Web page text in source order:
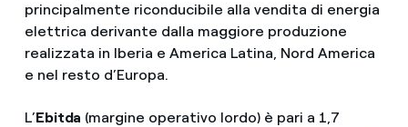
principalmente riconducibile alla vendita di energia
elettrica derivante dalla maggiore produzione
realizzata in Iberia e America Latina, Nord America
e nel resto d’Europa.
L’Ebitda (margine operativo lordo) è pari a 1,7